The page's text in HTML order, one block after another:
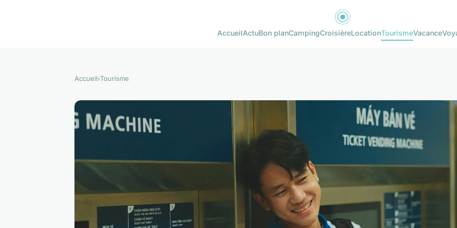
AccueilActuBon planCampingCroisièreLocationTourismeVacance
Accueil›Tourisme